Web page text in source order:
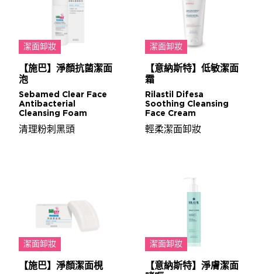
潔面卸妝
【施巴】淨顏抗菌潔面
泡
Sebamed Clear Face
Antibacterial
Cleansing Foam
清理粉刺黑頭
潔面卸妝
【意納斯特】低敏潔面
霜
Rilastil Difesa
Soothing Cleansing
Face Cream
輕柔潔面卸妝
潔面卸妝
【施巴】淨顏潔面梘
潔面卸妝
【意納斯特】淨膚潔面